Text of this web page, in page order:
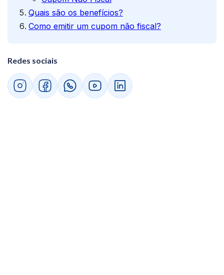
Quais são os benefícios?
Como emitir um cupom não fiscal?
Redes sociais